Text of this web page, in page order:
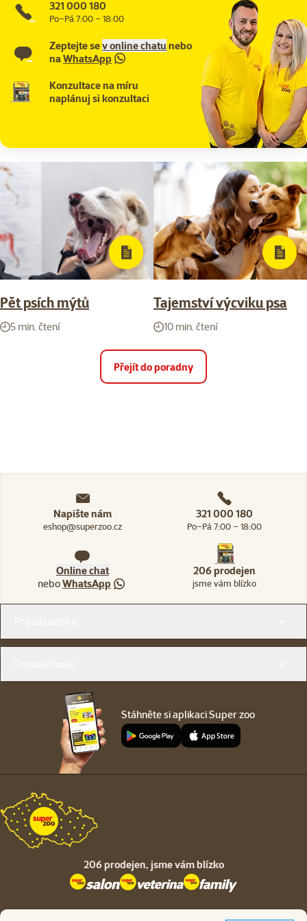
321 000 180
Po–Pá 7:00 – 18:00
Zeptejte sev online chatunebo
naWhatsApp
Konzultace na míru
naplánuj si konzultaci
Pět psích mýtů
5 min. čtení
Tajemství výcviku psa
10 min. čtení
Přejít do poradny
Napište nám
eshop@superzoo.cz
321 000 180
Po–Pá 7:00 – 18:00
Online chat
neboWhatsApp
206 prodejen
jsme vám blízko
Stáhněte si aplikaci Super zoo
206 prodejen, jsme vám blízko